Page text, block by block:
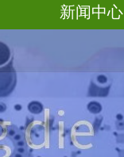
新闻中心